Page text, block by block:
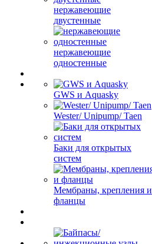
нержавеющие
двустенные
нержавеющие
одностенные
GWS и Aquasky
Wester/ Unipump/ Taen
Баки для открытых
систем
Мембраны, крепления и
фланцы